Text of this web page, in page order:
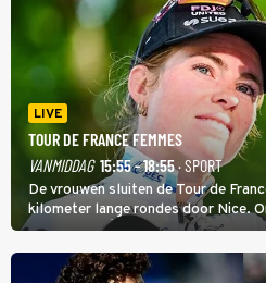
LIVE
TOUR DE FRANCE FEMMES
VANMIDDAG 15:55 - 18:55· SPORT
De vrouwen sluiten de Tour de
kilometer lange rondes door Nice.
zware Col d'Èze. Aan de finish op
de eindwinnaar de laatste gele trui.